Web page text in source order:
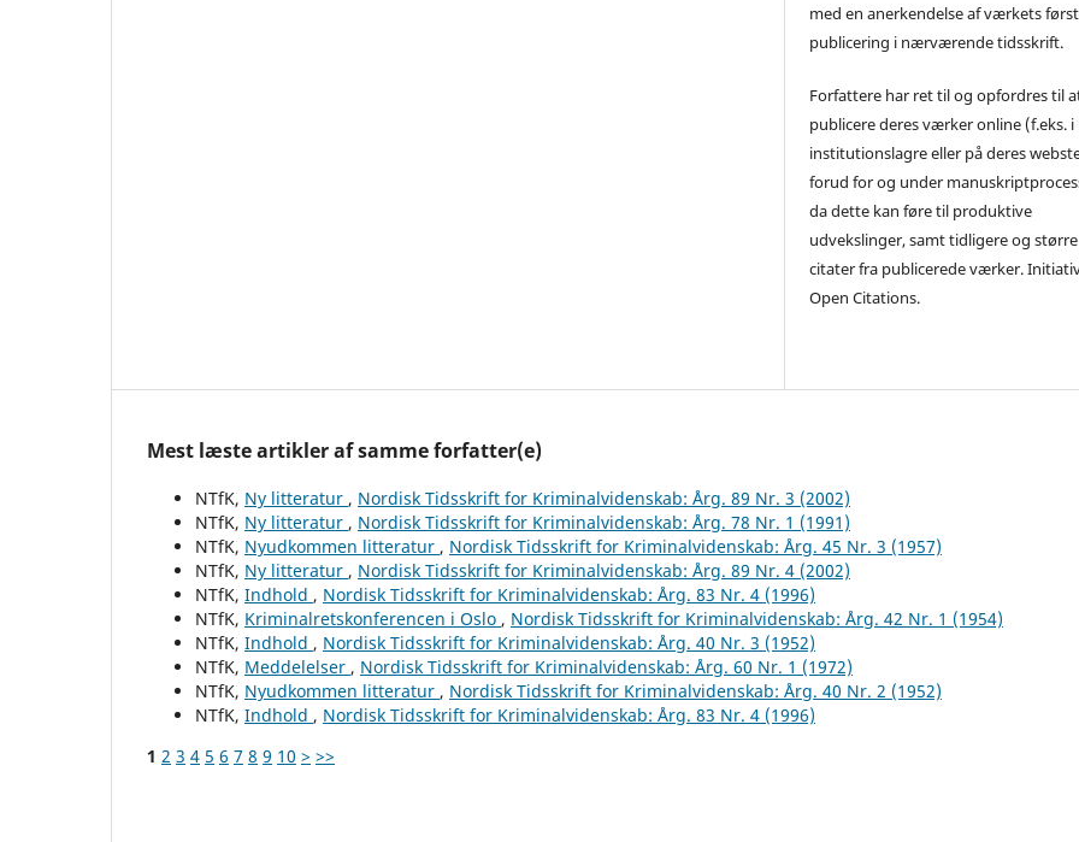
med en anerkendelse af værkets
publicering i nærværende tidsskrift.
Forfattere har ret til og opfordres til
publicere deres værker online (f.eks. i
institutionslagre eller på deres
forud for og under
da dette kan føre til produktive
udvekslinger, samt tidligere og større
citater fra publicerede værker.
Open Citations.
Mest læste artikler af samme forfatter(e)
NTfK, Ny litteratur , Nordisk Tidsskrift for Kriminalvidenskab: Årg. 89 Nr. 3 (2002)
NTfK, Ny litteratur , Nordisk Tidsskrift for Kriminalvidenskab: Årg. 78 Nr. 1 (1991)
NTfK, Nyudkommen litteratur , Nordisk Tidsskrift for Kriminalvidenskab: Årg. 45 Nr. 3 (1957)
NTfK, Ny litteratur , Nordisk Tidsskrift for Kriminalvidenskab: Årg. 89 Nr. 4 (2002)
NTfK, Indhold , Nordisk Tidsskrift for Kriminalvidenskab: Årg. 83 Nr. 4 (1996)
NTfK, Kriminalretskonferencen i Oslo , Nordisk Tidsskrift for Kriminalvidenskab: Årg. 42 Nr. 1 (1954)
NTfK, Indhold , Nordisk Tidsskrift for Kriminalvidenskab: Årg. 40 Nr. 3 (1952)
NTfK, Meddelelser , Nordisk Tidsskrift for Kriminalvidenskab: Årg. 60 Nr. 1 (1972)
NTfK, Nyudkommen litteratur , Nordisk Tidsskrift for Kriminalvidenskab: Årg. 40 Nr. 2 (1952)
NTfK, Indhold , Nordisk Tidsskrift for Kriminalvidenskab: Årg. 83 Nr. 4 (1996)
1 2 3 4 5 6 7 8 9 10 > >>